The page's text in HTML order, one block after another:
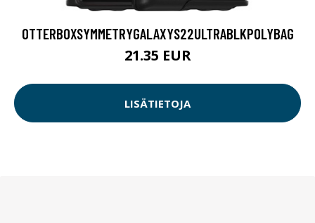
OTTERBOXSYMMETRYGALAXYS22ULTRABLKPOLYBAG
21.35 EUR
LISÄTIETOJA